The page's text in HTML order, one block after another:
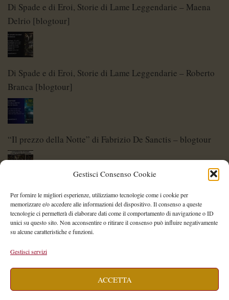
Gestisci Consenso Cookie
Per fornire le migliori esperienze, utilizziamo tecnologie come i cookie per
memorizzare e/o accedere alle informazioni del dispositivo. Il consenso a queste
tecnologie ci permetterà di elaborare dati come il comportamento di navigazione o ID
unici su questo sito. Non acconsentire o ritirare il consenso può influire negativamente
su alcune caratteristiche e funzioni.
Gestisci servizi
ACCETTA
Di Spade e di Eroi, Storie di Lame Leggendarie – Maena
Delrio [blogtour]
Di Spade e di Eroi, Storie di Lame Leggendarie – Roberto
Branca [blogtour]
“Il prezzo della Notte” di Fabrizio De Sanctis – blogtour
Di Spade e di Eroi – Storie di Lame Leggendarie